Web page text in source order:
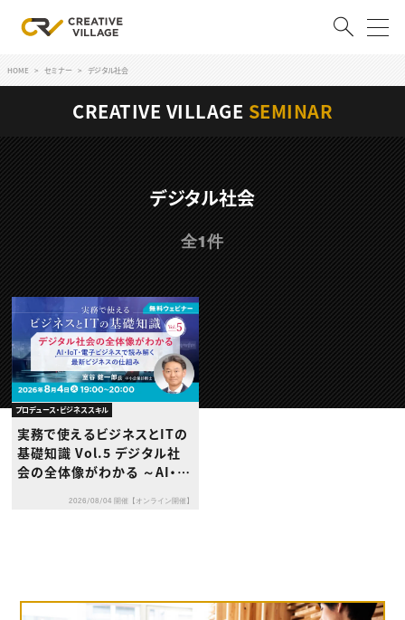
ログイン 会員登録
RECRUIT
クリエイター求人を探す
CREATIVE JOB求人検索
特集求人
採用説明会
転職支援サービス
CONTENTS
スキルアップしたい！
スキルアップしたい！ トップ
デザイン
プログラミング
動画配信・映像制作
編集・ライティング
マーケティング
ディレクション
業界解説・キャリア事情
お役立ち基礎知識
TOP Creator’s コラム
TOP Creator’s コラム トップ
Webクリエイター
アプリクリエイター
ゲームクリエイター
映像クリエイター
マーケッター
クリエイターインタビュー
セミナー
ニュース・トレンド
ニュース・トレンド トップ
HOME セミナー デジタル社会
CREATIVE VILLAGE SEMINAR
デジタル社会
全1件
プロデュース・ビジネススキル
実務で使えるビジネスとITの
基礎知識 Vol.5 デジタル社
会の全体像がわかる ～AI・Io
新ビジネスの仕組み～
2026/08/04 開催【オンライン開催】